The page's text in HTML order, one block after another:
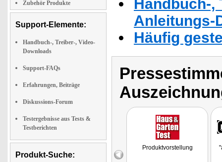
Zubehör Produkte
Support-Elemente:
Handbuch-, Treiber-, Video-
Downloads
Support-FAQs
Erfahrungen, Beiträge
Diskussions-Forum
Testergebnisse aus Tests &
Testberichten
Produkt-Suche:
Handbuch-,
Anleitungs-
Häufig
Produktvorstellung